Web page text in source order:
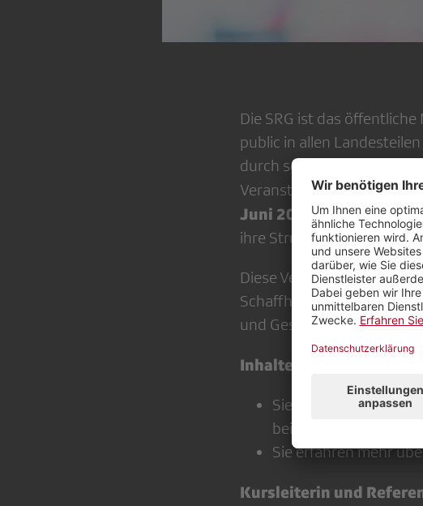
Die SRG ist das
public in allen
durch seine Mitglieder in
Veranstaltung der
Juni 2025, 18.15 Uhr -
ihre Struktur.
Diese Veranstaltung
Schaffhausen sowie an
und Geschichte der SRG
Inhalte:
Sie lernen die
beiden Säulen
Sie erfahren mehr
Kursleiterin und